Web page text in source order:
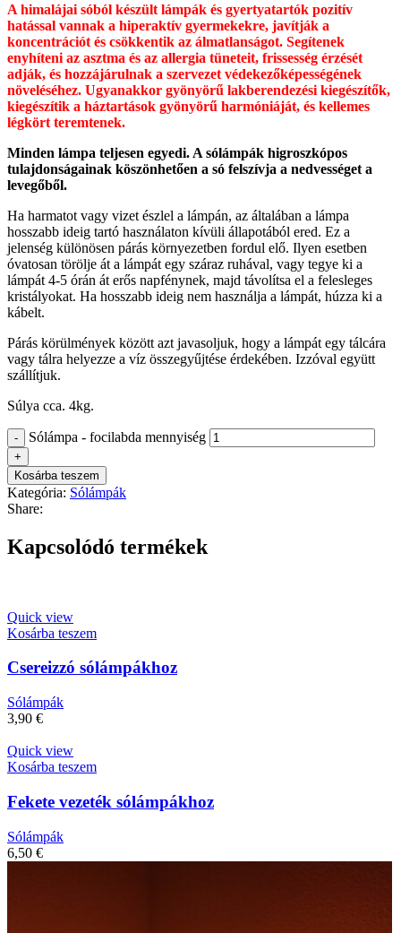
A himalájai sóból készült lámpák és gyertyatartók pozitív
hatással vannak a hiperaktív gyermekekre, javítják a
koncentrációt és csökkentik az álmatlanságot. Segítenek
enyhíteni az asztma és az allergia tüneteit, frissesség érzését
adják, és hozzájárulnak a szervezet védekezőképességének
növeléséhez. Ugyanakkor gyönyörű lakberendezési kiegészítők,
kiegészítik a háztartások gyönyörű harmóniáját, és kellemes
légkört teremtenek.
Minden lámpa teljesen egyedi. A sólámpák higroszkópos
tulajdonságainak köszönhetően a só felszívja a nedvességet a
levegőből.
Ha harmatot vagy vizet észlel a lámpán, az általában a lámpa
hosszabb ideig tartó használaton kívüli állapotából ered. Ez a
jelenség különösen párás környezetben fordul elő. Ilyen esetben
óvatosan törölje át a lámpát egy száraz ruhával, vagy tegye ki a
lámpát 4-5 órán át erős napfénynek, majd távolítsa el a felesleges
kristályokat. Ha hosszabb ideig nem használja a lámpát, húzza ki a
kábelt.
Párás körülmények között azt javasoljuk, hogy a lámpát egy tálcára
vagy tálra helyezze a víz összegyűjtése érdekében. Izzóval együtt
szállítjuk.
Súlya cca. 4kg.
Sólámpa - focilabda mennyiség
Kosárba teszem
Kategória: Sólámpák
Share:
Kapcsolódó termékek
Quick view
Kosárba teszem
Csereizzó sólámpákhoz
Sólámpák
3,90 €
Quick view
Kosárba teszem
Fekete vezeték sólámpákhoz
Sólámpák
6,50 €